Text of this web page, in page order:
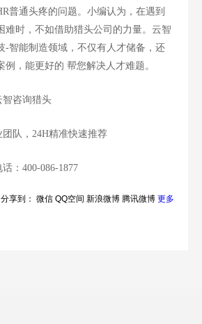
普通头疼的问题。小编认为，在遇到
难时，不如借助猎头公司的力量。云智
-智能制造领域，不仅有人才储备，还
例，能更好的 帮您解决人才难题。
智咨询猎头
团队，24H精准快速推荐
话 ：400-086-1877
分享到： 微信 QQ空间 新浪微博 腾讯微博 更多